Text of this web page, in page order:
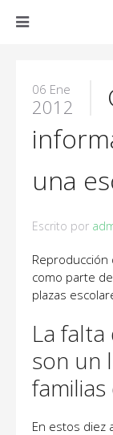
06 Ene
2012
una
Escrito por
como parte
plazas
La
son un
En estos diez